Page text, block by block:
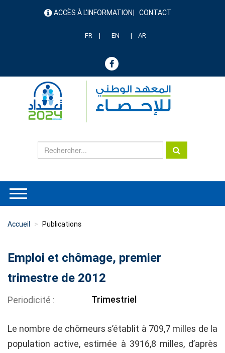
menu ACCÈS À L'INFORMATION CONTACT
FR EN AR
Accueil Publications
Emploi et chômage, premier
trimestre de 2012
Periodicité Trimestriel
Le nombre de chômeurs s’établit à 709,7 milles de la
population active, estimée à 3916,8 milles, d’après